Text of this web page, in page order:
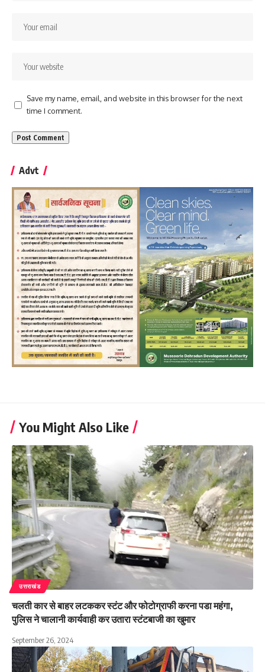
Save my name, email, and website in this browser for the next
time I comment.
Advt
You Might Also Like
उत्तराखंड
चलती कार से बाहर लटककर स्टंट और फोटोग्राफी करना पडा महंगा,
पुलिस ने चालानी कार्यवाही कर उतारा स्टंटबाजी का खुमार
September 26, 2024